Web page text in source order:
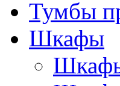
Тумбы
Шкафы